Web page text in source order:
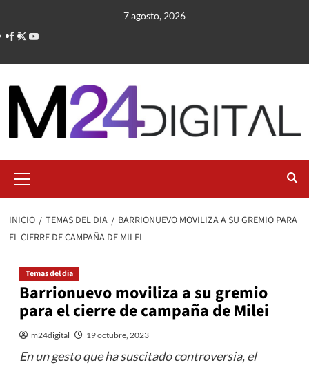
contenido
7 agosto, 2026
primario
INICIO TEMAS DEL DIA
BARRIONUEVO MOVILIZA A SU GREMIO PARA
EL CIERRE DE CAMPAÑA DE MILEI
Temas del dia
Barrionuevo moviliza a su gremio
para el cierre de campaña de Milei
m24digital 19 octubre, 2023
En un gesto que ha suscitado controversia, el